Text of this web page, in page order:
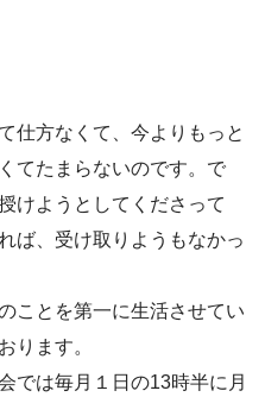
仕方なくて、今よりもっと
てたまらないのです。で
けようとしてくださって
ば、受け取りようもなかっ
ことを第一に生活させてい
ります。
では毎月１日の13時半に月